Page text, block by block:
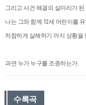
그리고 사건 해결의 실마리가 된
나는 그와 함께 12세 어린이를
처참하게 살해하기 까지 상황을
과연 누가 누구를 조종하는가.
수록곡